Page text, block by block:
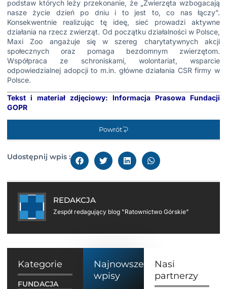
podstaw których leży przekonanie, że „Zwierzęta wzbogacają
nasze życie dzień po dniu i to jest to, co nas łączy”.
Konsekwentnie realizując tę ideę, sieć prowadzi aktywne
działania na rzecz zwierząt. Od początku działalności w Polsce,
Maxi Zoo angażuje się w szereg charytatywnych akcji
społecznych oraz pomaga bezdomnym zwierzętom.
Współpraca ze schroniskami, wolontariat, wsparcie
odpowiedzialnej adopcji to m.in. główne działania CSR firmy w
Polsce.
Tekst i materiał zdjęciowy: Informacja Prasowa Fundacji
GOPR
Powrót
Udostępnij wpis :
REDAKCJA
Zespół redagujący blog "Ratownictwo Górskie"
Kategorie
FUNDACJA
Najnowsze
wpisy
Nasi
partnerzy